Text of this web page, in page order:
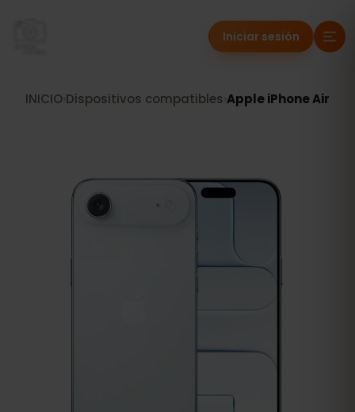
Iniciar sesión
INICIO Dispositivos compatibles Apple iPhone Air